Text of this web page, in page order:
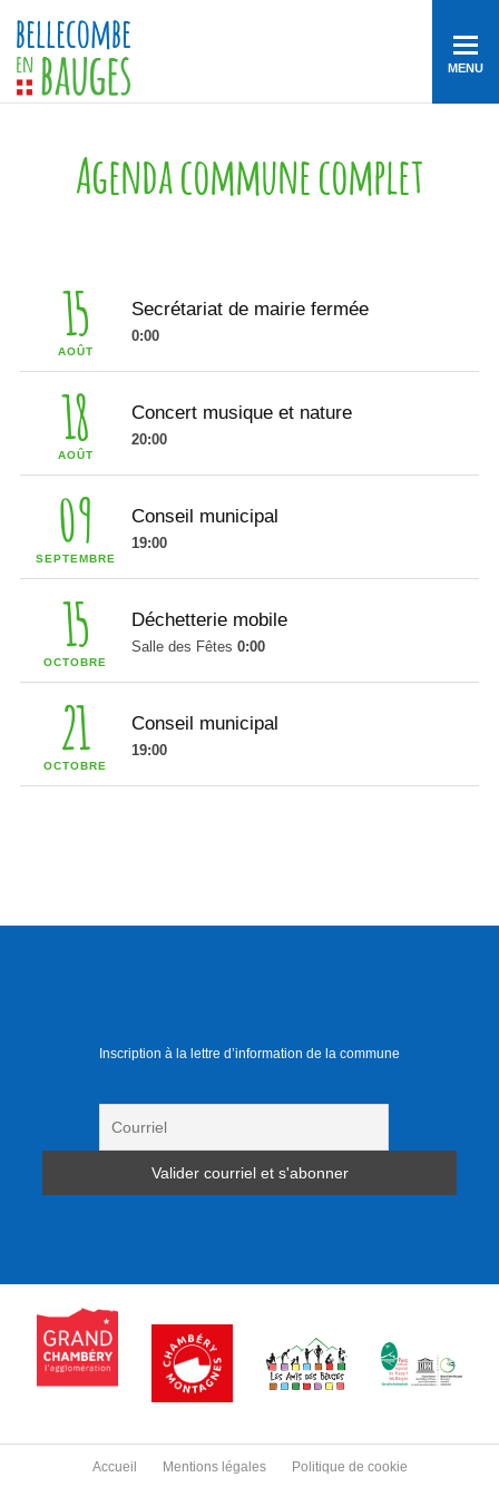
MENU
Agenda commune complet
15
AOÛT
Secrétariat de mairie fermée
0:00
18
AOÛT
Concert musique et nature
20:00
09
SEPTEMBRE
Conseil municipal
19:00
15
OCTOBRE
Déchetterie mobile
Salle des Fêtes 0:00
21
OCTOBRE
Conseil municipal
19:00
Inscription à la lettre d’information de la commune
Accueil Mentions légales Politique de cookie